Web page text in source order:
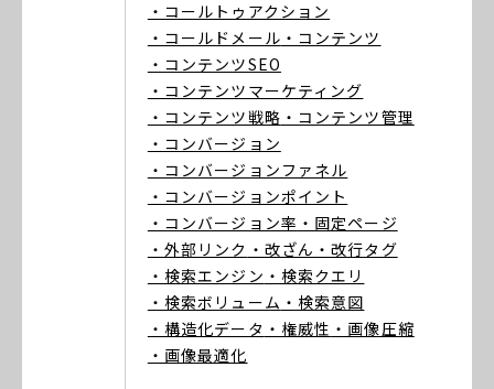
・コールトゥアクション
・コールドメール ・コンテンツ
・コンテンツSEO
・コンテンツマーケティング
・コンテンツ戦略 ・コンテンツ管理
・コンバージョン
・コンバージョンファネル
・コンバージョンポイント
・コンバージョン率 ・固定ページ
・外部リンク ・改ざん ・改行タグ
・検索エンジン ・検索クエリ
・検索ボリューム ・検索意図
・構造化データ ・権威性 ・画像圧縮
・画像最適化